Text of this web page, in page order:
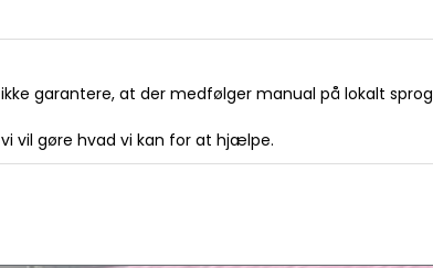
garantere, at der medfølger manual på lokalt sprog
vil gøre hvad vi kan for at hjælpe.